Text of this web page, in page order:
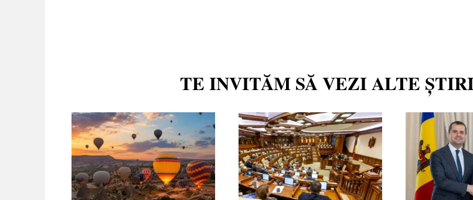
TE INVITĂM SĂ VEZI ALTE